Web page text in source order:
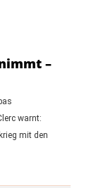
–
warnt:
mit den